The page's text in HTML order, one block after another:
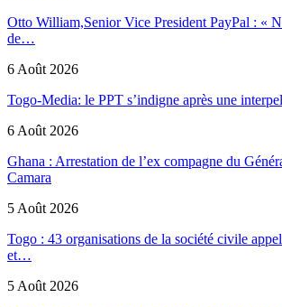
Otto William,Senior Vice President PayPal : «
de…
6 Août 2026
Togo-Media: le PPT s’indigne après une
6 Août 2026
Ghana : Arrestation de l’ex compagne du
Camara
5 Août 2026
Togo : 43 organisations de la société civile
et…
5 Août 2026